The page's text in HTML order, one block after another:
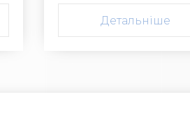
Детальніше